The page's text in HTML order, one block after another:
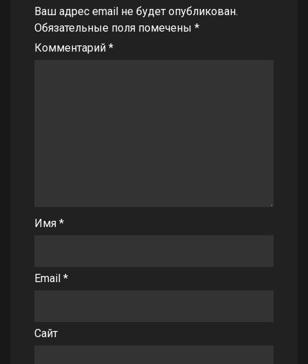
Ваш адрес email не будет опубликован.
Обязательные поля помечены *
Комментарий *
Имя *
Email *
Сайт